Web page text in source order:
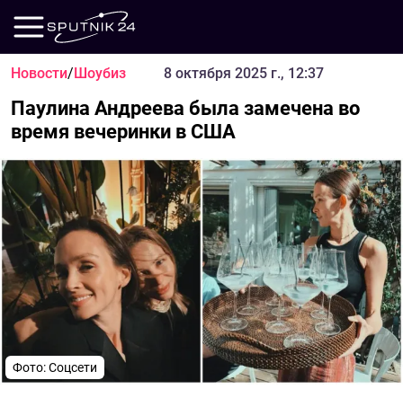
Новости/Шоубиз 8 октября 2025 г., 12:37
Паулина Андреева была замечена во
время вечеринки в США
Фото: Соцсети